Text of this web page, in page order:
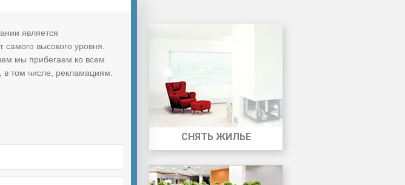
является
самого высокого уровня.
мы прибегаем ко всем
в том числе, рекламациям.
СНЯТЬ ЖИЛЬЕ